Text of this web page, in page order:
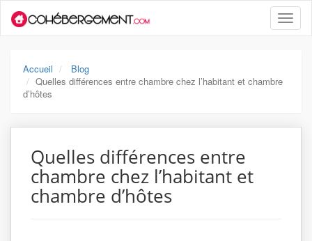
Toggle
Accueil
Blog
Quelles différences entre chambre chez l’habitant et chambre
d’hôtes
Quelles différences entre
chambre chez l’habitant et
chambre d’hôtes